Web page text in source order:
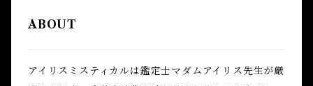
ABOUT
アイリスミスティカルは鑑定士マダムアイリス先生が厳